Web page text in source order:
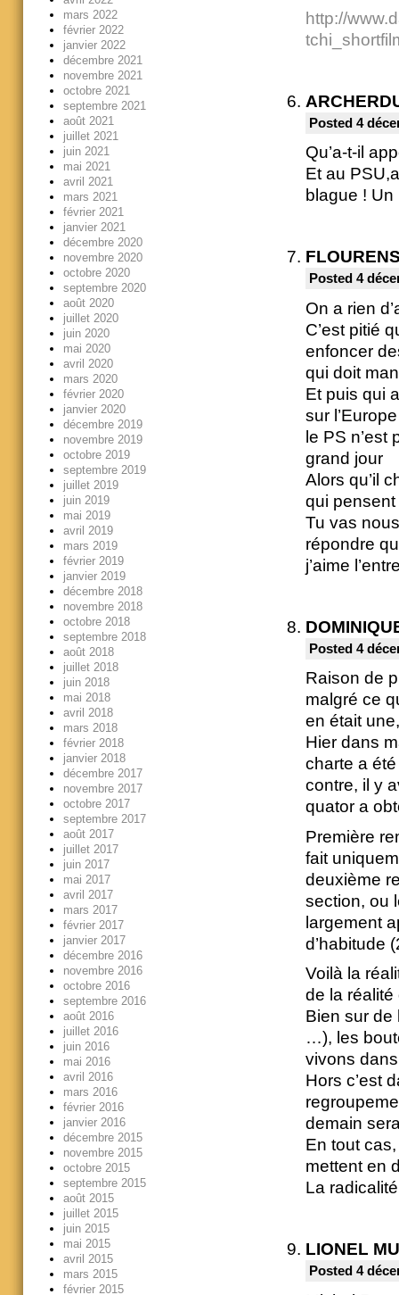
http://
Posted 4
Qu’a-t-il
Et au
blague !
Posted 4
On a rien
C’est pitié
enfoncer
qui doit
Et puis qui
sur
le PS n’est
grand jour
Alors qu’il
qui pensent
Tu vas
répondre
j’aime
Posted 4
Raison de
malgré ce
en était
Hier dans
charte a
contre, il y
quator a
Première
fait
deuxième
section, ou
largement
d’habitude
Voilà la
de la réalité
Bien sur de
…), les
vivons
Hors c’est
demain
En tout
mettent en
La
LIONEL
Posted 4
mars 2022
février 2022
janvier 2022
décembre 2021
novembre 2021
octobre 2021
septembre 2021
août 2021
juillet 2021
juin 2021
mai 2021
avril 2021
mars 2021
février 2021
janvier 2021
décembre 2020
novembre 2020
octobre 2020
septembre 2020
août 2020
juillet 2020
juin 2020
mai 2020
avril 2020
mars 2020
février 2020
janvier 2020
décembre 2019
novembre 2019
octobre 2019
septembre 2019
juillet 2019
juin 2019
mai 2019
avril 2019
mars 2019
février 2019
janvier 2019
décembre 2018
novembre 2018
octobre 2018
septembre 2018
août 2018
juillet 2018
juin 2018
mai 2018
avril 2018
mars 2018
février 2018
janvier 2018
décembre 2017
novembre 2017
octobre 2017
septembre 2017
août 2017
juillet 2017
juin 2017
mai 2017
avril 2017
mars 2017
février 2017
janvier 2017
décembre 2016
novembre 2016
octobre 2016
septembre 2016
août 2016
juillet 2016
juin 2016
mai 2016
avril 2016
mars 2016
février 2016
janvier 2016
décembre 2015
novembre 2015
octobre 2015
septembre 2015
août 2015
juillet 2015
juin 2015
mai 2015
avril 2015
mars 2015
février 2015